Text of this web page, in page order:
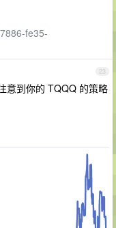
fe35-
23
意到你的 TQQQ 的策略